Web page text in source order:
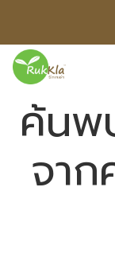
ค้นพ
จาก